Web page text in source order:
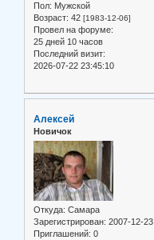
Пол: Мужской
Возраст: 42 [1983-12-06]
Провел на форуме:
25 дней 10 часов
Последний визит:
2026-07-22 23:45:10
Алексей
Новичок
Откуда: Самара
Зарегистрирован: 2007-12-23
Приглашений: 0